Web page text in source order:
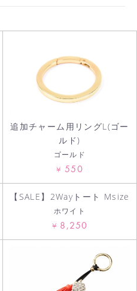
へ進む
追加チャーム用リングL(ゴー
ルド)
ゴールド
¥ 550
【SALE】2Wayトート Msize
ホワイト
¥ 8,250